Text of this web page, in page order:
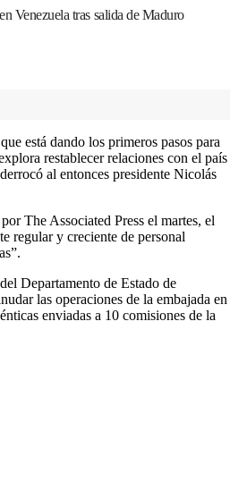
Venezuela tras salida de Maduro
que está dando los primeros pasos para
restablecer relaciones con el país
al entonces presidente Nicolás
The Associated Press el martes, el
regular y creciente de personal
Departamento de Estado de
las operaciones de la embajada en
enviadas a 10 comisiones de la